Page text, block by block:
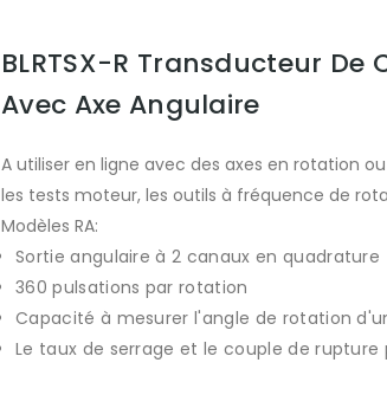
BLRTSX-R Transducteur De
Avec Axe Angulaire
A utiliser en ligne avec des axes en rotation
les tests moteur, les outils à fréquence de
Modèles RA:
Sortie angulaire à 2 canaux en quadrature
360 pulsations par rotation
Capacité à mesurer l'angle de rotation
Le taux de serrage et le couple de